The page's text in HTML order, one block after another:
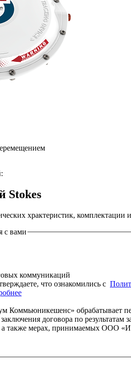
Stokes
храктеристик, комплектации
с вами
коммуникаций
что ознакомились c
обрабатывает
договора по
также мерах, принимаемых ООО